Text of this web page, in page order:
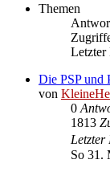
Themen
Letzter
Die PSP und
von
0
1813
Letzter
So 31.